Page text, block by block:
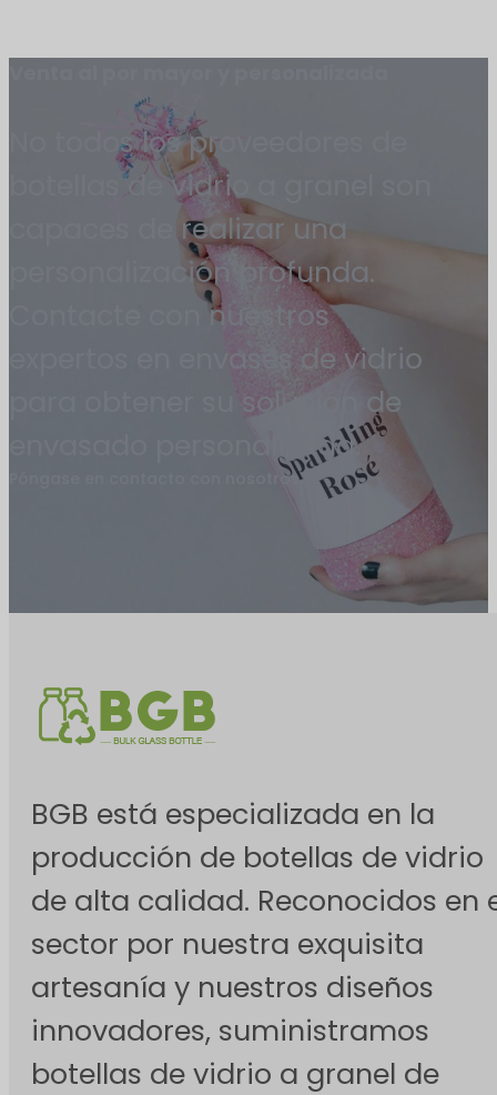
No todos los proveedores de
botellas de vidrio a granel son
capaces de realizar una
personalización profunda.
Contacte con nuestros
expertos en envases de vidrio
para obtener su solución de
envasado personalizada.
Póngase en contacto con nosotros
BGB está especializada en la
producción de botellas de vidrio
de alta calidad. Reconocidos en
sector por nuestra exquisita
artesanía y nuestros diseños
innovadores, suministramos
botellas de vidrio a granel de